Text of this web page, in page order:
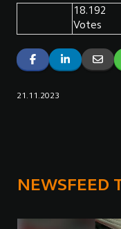
18.192
Votes
21.11.2023
NEWSFEED